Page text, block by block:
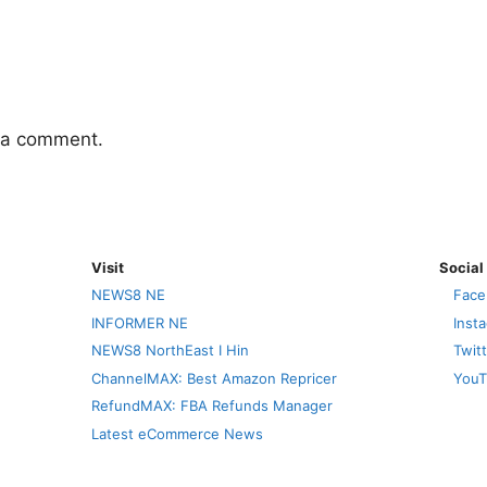
comment.
Visit
NEWS8 NE
INFORMER NE
NEWS8 NorthEast I Hin
ChannelMAX: Best Amazon Repricer
RefundMAX: FBA Refunds Manager
Latest eCommerce News
Social